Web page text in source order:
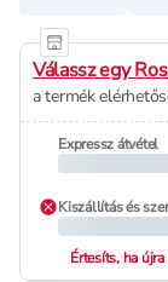
Válassz egy
a termék
Expressz átvétel
Kiszállítás és
Értesíts, ha